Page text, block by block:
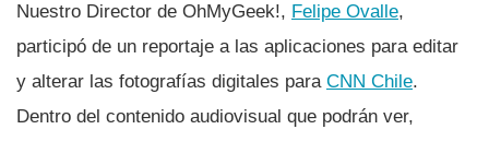
Nuestro Director de OhMyGeek!, Felipe Ovalle,
participó de un reportaje a las aplicaciones para editar
y alterar las fotografí­as digitales para CNN Chile.
Dentro del contenido audiovisual que podrán ver,